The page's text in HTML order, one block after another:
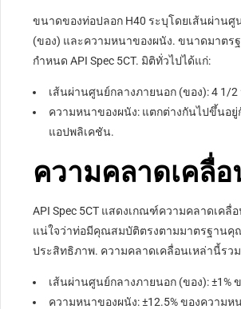
ขนาดของท่อปลอก H40 ระบุโดยเส้นผ่านศู
(ของ) และความหนาของผนัง. ขนาดมาตร
กำหนด API Spec 5CT. มิติทั่วไปได้แก่:
เส้นผ่านศูนย์กลางภายนอก (ของ): 4 1/2
ความหนาของผนัง: แตกต่างกันไปขึ้นอ
แอปพลิเคชัน.
ความคลาดเคลื่
API Spec 5CT แสดงเกณฑ์ความคลาดเคลื่
แน่ใจว่าท่อมีคุณสมบัติตรงตามมาตรฐานคุ
ประสิทธิภาพ. ความคลาดเคลื่อนเหล่านี้รวม
เส้นผ่านศูนย์กลางภายนอก (ของ): ±1%
ความหนาของผนัง: ±12.5% ​​ของความห